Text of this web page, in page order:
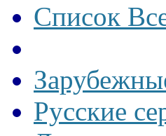
Список
Русские